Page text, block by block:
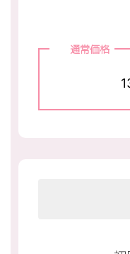
通常価格